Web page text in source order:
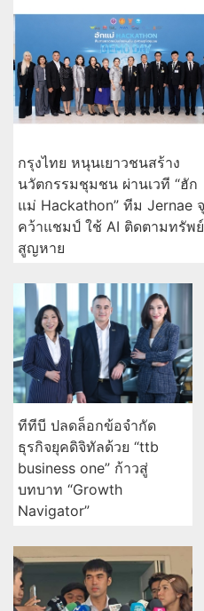
กรุงไทย หนุนเยาวชนสร้าง
นวัตกรรมชุมชน ผ่านเวที “ฮัก
แม่ Hackathon” ทีม Jernae
คว้าแชมป์ ใช้ AI ติดตามทรัพ
สูญหาย
ทีทีบี ปลดล็อกข้อจำกัด
ธุรกิจยุคดิจิทัลด้วย “ttb
business one” ก้าวสู่
บทบาท “Growth
Navigator”